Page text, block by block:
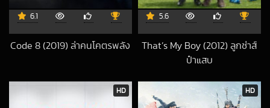
6.1
Code 8 (2019) ล่าคนโคตรพลัง
5.6
That’s My Boy (2012) ลูกซ่าส์
ป๋าแสบ
HD HD